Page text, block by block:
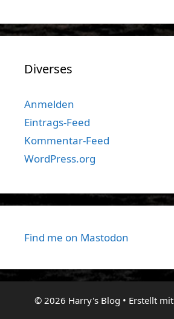
Diverses
Anmelden
Eintrags-Feed
Kommentar-Feed
WordPress.org
Find me on Mastodon
© 2026 Harry's Blog • Erstellt mit